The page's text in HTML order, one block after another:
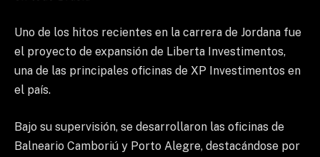
Uno de los hitos recientes en la carrera de Jordana fue
el proyecto de expansión de Liberta Investimentos,
una de las principales oficinas de XP Investimentos en
el país.
Bajo su supervisión, se desarrollaron las oficinas de
Balneario Camboriú y Porto Alegre, destacándose por